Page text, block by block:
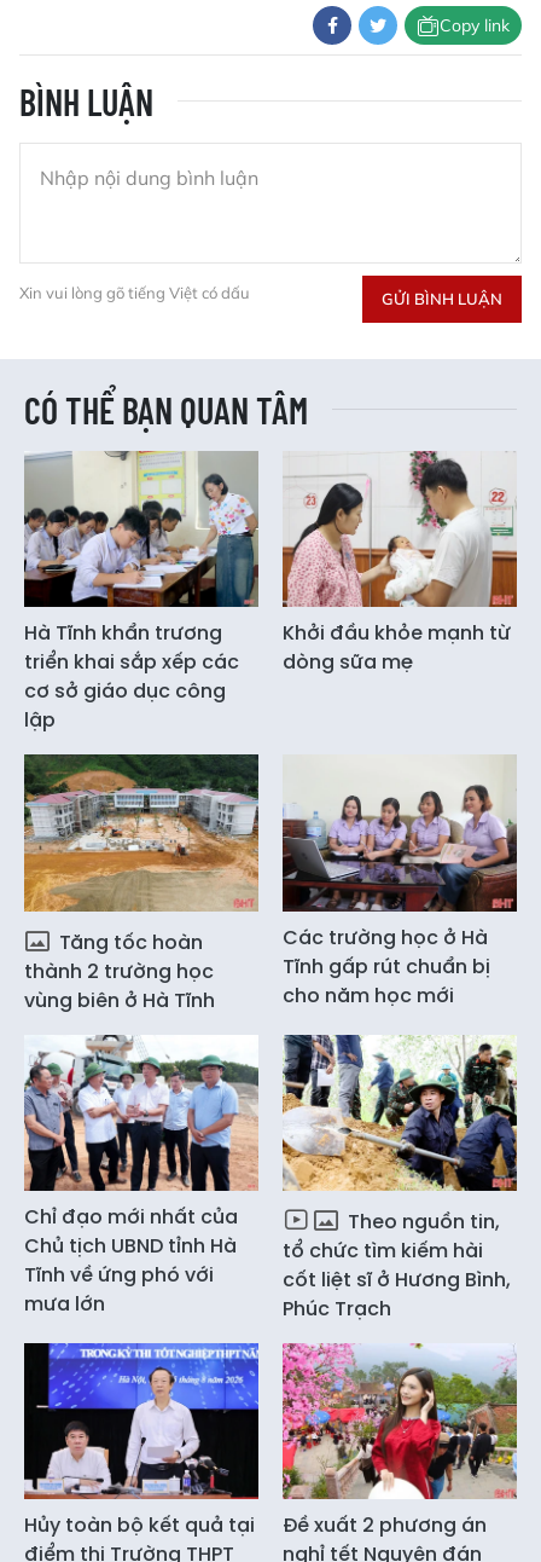
Copy link
BÌNH LUẬN
Xin vui lòng gõ tiếng Việt có dấu GỬI BÌNH LUẬN
CÓ THỂ BẠN QUAN TÂM
Hà Tĩnh khẩn trương
triển khai sắp xếp các
cơ sở giáo dục công
lập
Khởi đầu khỏe mạnh từ
dòng sữa mẹ
Tăng tốc hoàn
thành 2 trường học
vùng biên ở Hà Tĩnh
Các trường học ở Hà
Tĩnh gấp rút chuẩn bị
cho năm học mới
Chỉ đạo mới nhất của
Chủ tịch UBND tỉnh Hà
Tĩnh về ứng phó với
mưa lớn
Theo nguồn tin,
tổ chức tìm kiếm hài
cốt liệt sĩ ở Hương Bình,
Phúc Trạch
Hủy toàn bộ kết quả tại
điểm thi Trường THPT
Đề xuất 2 phương án
nghỉ tết Nguyên đán